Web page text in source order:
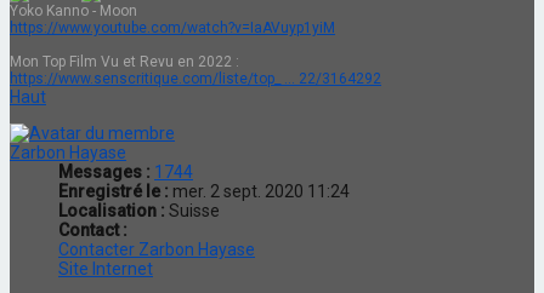
Yoko Kanno - Moon
https://www.youtube.com/watch?v=IaAVuyp1yiM
Mon Top Film Vu et Revu en 2022 :
https://www.senscritique.com/liste/top_ ... 22/3164292
Haut
Zarbon Hayase
Messages : 1744
Enregistré le : mer. 2 sept. 2020 11:24
Localisation : Suisse
Contact :
Contacter Zarbon Hayase
Site Internet